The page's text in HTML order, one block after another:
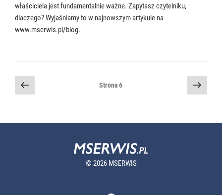
właściciela jest fundamentalnie ważne. Zapytasz czytelniku,
dlaczego? Wyjaśniamy to w najnowszym artykule na
www.mserwis.pl/blog.
Stronicowanie
wpisów
Poprzednia
strona
Strona6
© 2026 MSERWIS